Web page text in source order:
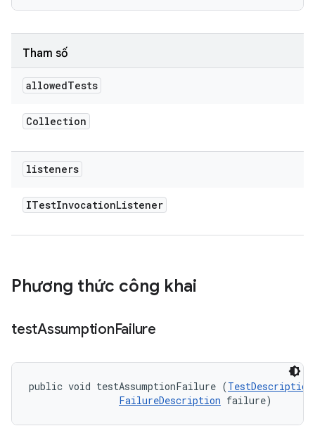
Tham số
allowedTests
Collection
listeners
ITestInvocationListener
Phương thức công khai
testAssumptionFailure
public void testAssumptionFailure (TestDescription
FailureDescription failure)